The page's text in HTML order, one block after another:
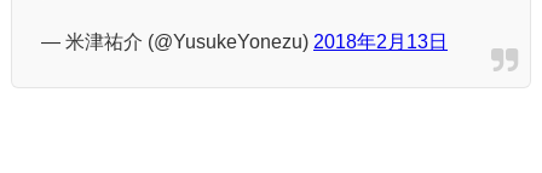
— 米津祐介 (@YusukeYonezu) 2018年2月13日